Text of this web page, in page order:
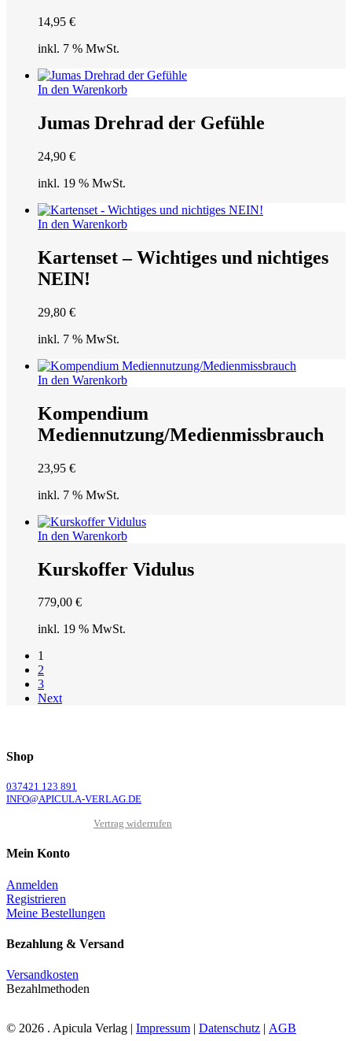
14,95 €
inkl. 7 % MwSt.
In den Warenkorb
Jumas Drehrad der Gefühle
24,90 €
inkl. 19 % MwSt.
In den Warenkorb
Kartenset – Wichtiges und nichtiges
NEIN!
29,80 €
inkl. 7 % MwSt.
In den Warenkorb
Kompendium
Mediennutzung/Medienmissbrauch
23,95 €
inkl. 7 % MwSt.
In den Warenkorb
Kurskoffer Vidulus
779,00 €
inkl. 19 % MwSt.
1
2
3
Next
Shop
037421 123 891
INFO@APICULA-VERLAG.DE
Vertrag widerrufen
Mein Konto
Anmelden
Registrieren
Meine Bestellungen
Bezahlung & Versand
Versandkosten
Bezahlmethoden
© 2026 . Apicula Verlag | Impressum | Datenschutz | AGB